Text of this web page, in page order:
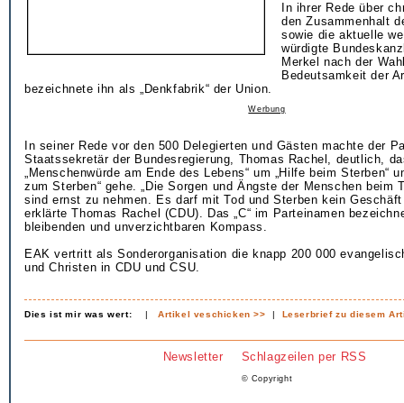
In ihrer Rede über
den Zusammenhalt
sowie die aktuelle
würdigte
Merkel nach der
Bedeutsamkeit der
bezeichnete ihn als „Denkfabrik“ der Union.
Werbung
In seiner Rede vor den 500 Delegierten und Gästen machte der
Staatssekretär der Bundesregierung, Thomas Rachel, deutlich,
„Menschenwürde am Ende des Lebens“ um „Hilfe beim Sterben“
zum Sterben“ gehe. „Die Sorgen und Ängste der Menschen beim
sind ernst zu nehmen. Es darf mit Tod und Sterben kein Geschäft
erklärte Thomas Rachel (CDU). Das „C“ im Parteinamen
bleibenden und unverzichtbaren Kompass.
EAK vertritt als Sonderorganisation die knapp 200 000
und Christen in CDU und CSU.
Dies ist mir was wert: |Artikel veschicken >> | Leserbrief zu diesem
Newsletter Schlagzeilen per RSS
© Copyright